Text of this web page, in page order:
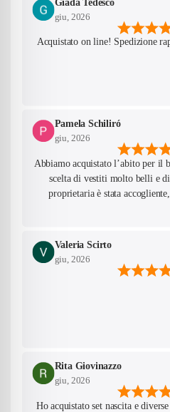
Giada Tedesco
giu, 2026
Acquistato on line! Spedizione
Pamela Schiliró
giu, 2026
Abbiamo acquistato l’abito per il
scelta di vestiti molto belli e
proprietaria è stata
Valeria Scirto
giu, 2026
Rita Giovinazzo
giu, 2026
Ho acquistato set nascita e